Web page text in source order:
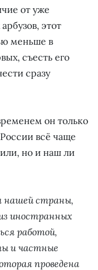
от уже
этот
меньше в
съесть его
сразу
он только
всё чаще
но и наш ли
нашей страны,
иностранных
работой,
и частные
проведена